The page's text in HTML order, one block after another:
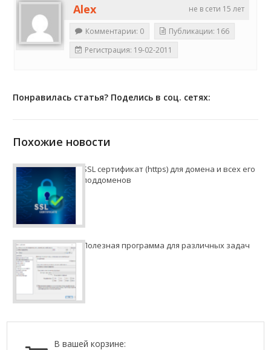
не в сети 15 лет
Alex
Комментарии: 0
Публикации: 166
Регистрация: 19-02-2011
Понравилась статья? Поделись в соц. сетях:
Похожие новости
SSL сертификат (https) для домена и всех его
поддоменов
Полезная программа для различных задач
В вашей корзине: